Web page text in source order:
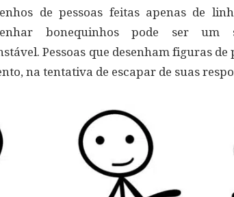
de pessoas feitas apenas de
bonequinhos pode ser
Pessoas que desenham figuras
na tentativa de escapar de suas